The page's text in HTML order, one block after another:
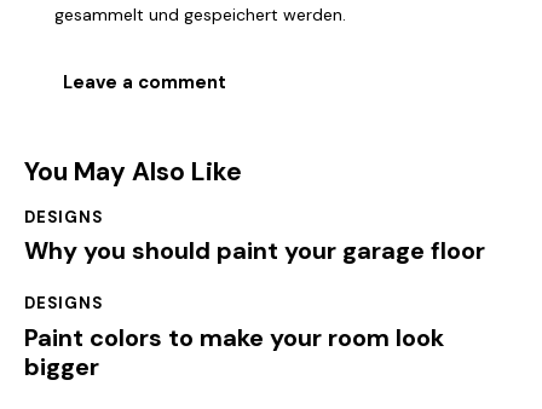
gesammelt und gespeichert werden.
You May Also Like
DESIGNS
Why you should paint your garage floor
DESIGNS
Paint colors to make your room look
bigger